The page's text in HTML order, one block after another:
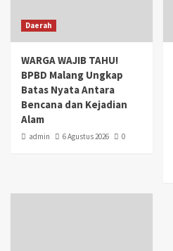
Daerah
WARGA WAJIB TAHU!
BPBD Malang Ungkap
Batas Nyata Antara
Bencana dan Kejadian
Alam
admin 6 Agustus 2026 0